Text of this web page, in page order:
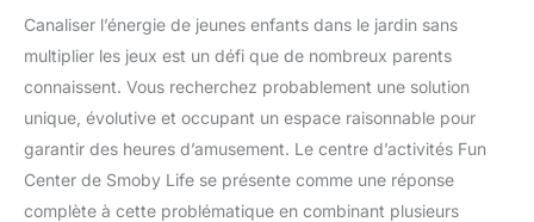
Canaliser l’énergie de jeunes enfants dans le jardin sans
multiplier les jeux est un défi que de nombreux parents
connaissent. Vous recherchez probablement une solution
unique, évolutive et occupant un espace raisonnable pour
garantir des heures d’amusement. Le centre d’activités Fun
Center de Smoby Life se présente comme une réponse
complète à cette problématique en combinant plusieurs